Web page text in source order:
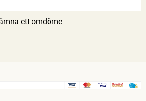
ett omdöme.